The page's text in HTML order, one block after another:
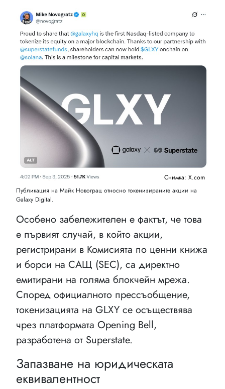
Снимка: X.com
Публикация на Майк Новограц относно токенизираните акции на
Galaxy Digital.
Особено забележителен е фактът, че това
е първият случай, в който акции,
регистрирани в Комисията по ценни книжа
и борси на САЩ (SEC), са директно
емитирани на голяма блокчейн мрежа.
Според официалното прессъобщение,
токенизацията на GLXY се осъществява
чрез платформата Opening Bell,
разработена от Superstate.
Запазване на юридическата
еквивалентност